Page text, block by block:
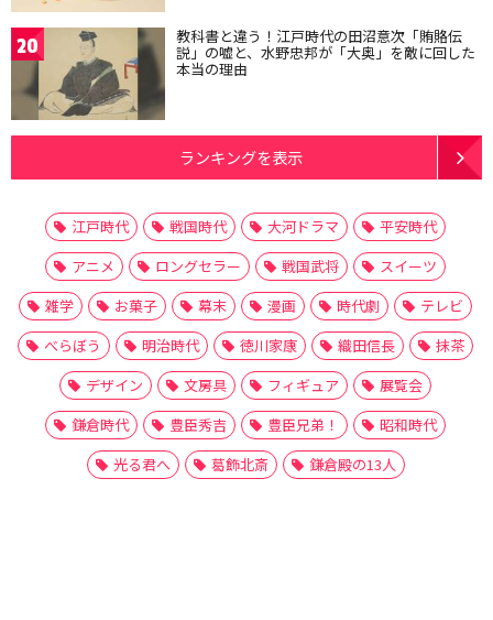
20 教科書と違う！江戸時代の田沼意次「賄賂伝
説」の嘘と、水野忠邦が「大奥」を敵に回した
本当の理由
ランキングを表示
江戸時代 戦国時代 大河ドラマ
平安時代
アニメ
ロングセラー 戦国武将
スイーツ
雑学
お菓子 幕末 漫画 時代劇
テレビ
べらぼう
明治時代 徳川家康 織田信長
抹茶
デザイン
文房具 フィギュア
展覧会
鎌倉時代
豊臣秀吉 豊臣兄弟！
昭和時代
光る君へ
葛飾北斎 鎌倉殿の13人